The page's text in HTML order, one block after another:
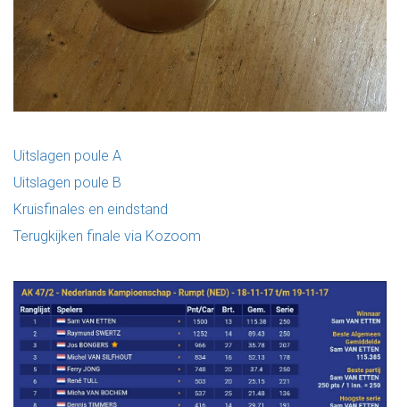
Uitslagen poule A
Uitslagen poule B
Kruisfinales en eindstand
Terugkijken finale via Kozoom